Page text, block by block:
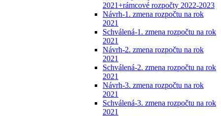
2021+rámcové rozpočty 2022-2023
Návrh-1. zmena rozpočtu na rok
2021
Schválená-1. zmena rozpočtu na rok
2021
Návrh-2. zmena rozpočtu na rok
2021
Schválená-2. zmena rozpočtu na rok
2021
Návrh-3. zmena rozpočtu na rok
2021
Schválená-3. zmena rozpočtu na rok
2021